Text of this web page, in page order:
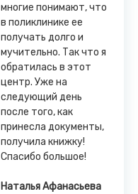
многие понимают, что
в поликлинике ее
получать долго и
мучительно. Так что я
обратилась в этот
центр. Уже на
следующий день
после того, как
принесла документы,
получила книжку!
Спасибо большое!
Наталья Афанасьева